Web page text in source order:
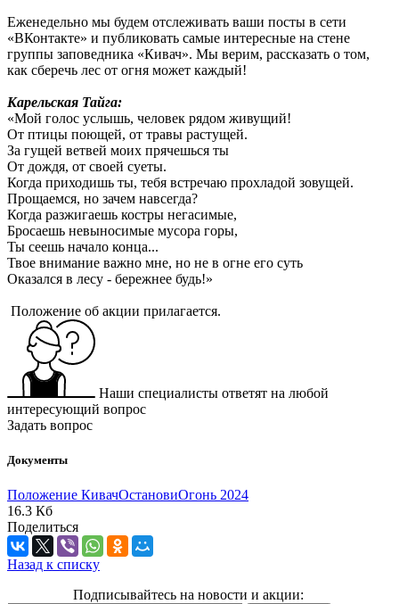
Еженедельно мы будем отслеживать ваши посты в сети
«ВКонтакте» и публиковать самые интересные на стене
группы заповедника «Кивач». Мы верим, рассказать о том,
как сберечь лес от огня может каждый!
Карельская Тайга:
«Мой голос услышь, человек рядом живущий!
От птицы поющей, от травы растущей.
За гущей ветвей моих прячешься ты
От дождя, от своей суеты.
Когда приходишь ты, тебя встречаю прохладой зовущей.
Прощаемся, но зачем навсегда?
Когда разжигаешь костры негасимые,
Бросаешь невыносимые мусора горы,
Ты сеешь начало конца...
Твое внимание важно мне, но не в огне его суть
Оказался в лесу - бережнее будь!»
Положение об акции прилагается.
Наши специалисты ответят на любой
интересующий вопрос
Задать вопрос
Документы
Положение КивачОстановиОгонь 2024
16.3 Кб
Поделиться
Назад к списку
Подписывайтесь на новости и акции: